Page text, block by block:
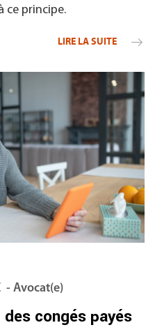
ce principe.
LIRE LA SUITE
- Avocat(e)
congés payés